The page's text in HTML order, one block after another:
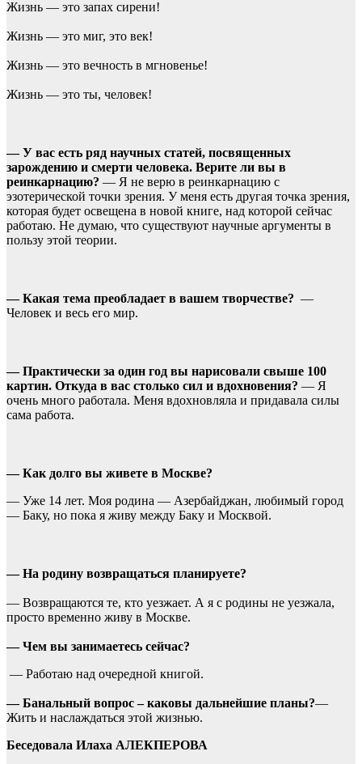
Жизнь — это запах сирени!
Жизнь — это миг, это век!
Жизнь — это вечность в мгновенье!
Жизнь — это ты, человек!
— У вас есть ряд научных статей, посвященных
зарождению и смерти человека. Верите ли вы в
реинкарнацию? — Я не верю в реинкарнацию с
эзотерической точки зрения. У меня есть другая точка зрения,
которая будет освещена в новой книге, над которой сейчас
работаю. Не думаю, что существуют научные аргументы в
пользу этой теории.
— Какая тема преобладает в вашем творчестве? —
Человек и весь его мир.
— Практически за один год вы нарисовали свыше 100
картин. Откуда в вас столько сил и вдохновения? — Я
очень много работала. Меня вдохновляла и придавала силы
сама работа.
— Как долго вы живете в Москве?
— Уже 14 лет. Моя родина — Азербайджан, любимый город
— Баку, но пока я живу между Баку и Москвой.
— На родину возвращаться планируете?
— Возвращаются те, кто уезжает. А я с родины не уезжала,
просто временно живу в Москве.
— Чем вы занимаетесь сейчас?
— Работаю над очередной книгой.
— Банальный вопрос – каковы дальнейшие планы?—
Жить и наслаждаться этой жизнью.
Беседовала Илаха АЛЕКПЕРОВА